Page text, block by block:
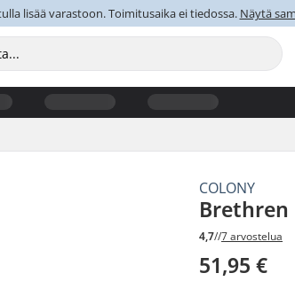
lisää varastoon. Toimitusaika ei tiedossa. Näytä
COLONY
Brethren
4,7//7 arvostelua
51,95 €